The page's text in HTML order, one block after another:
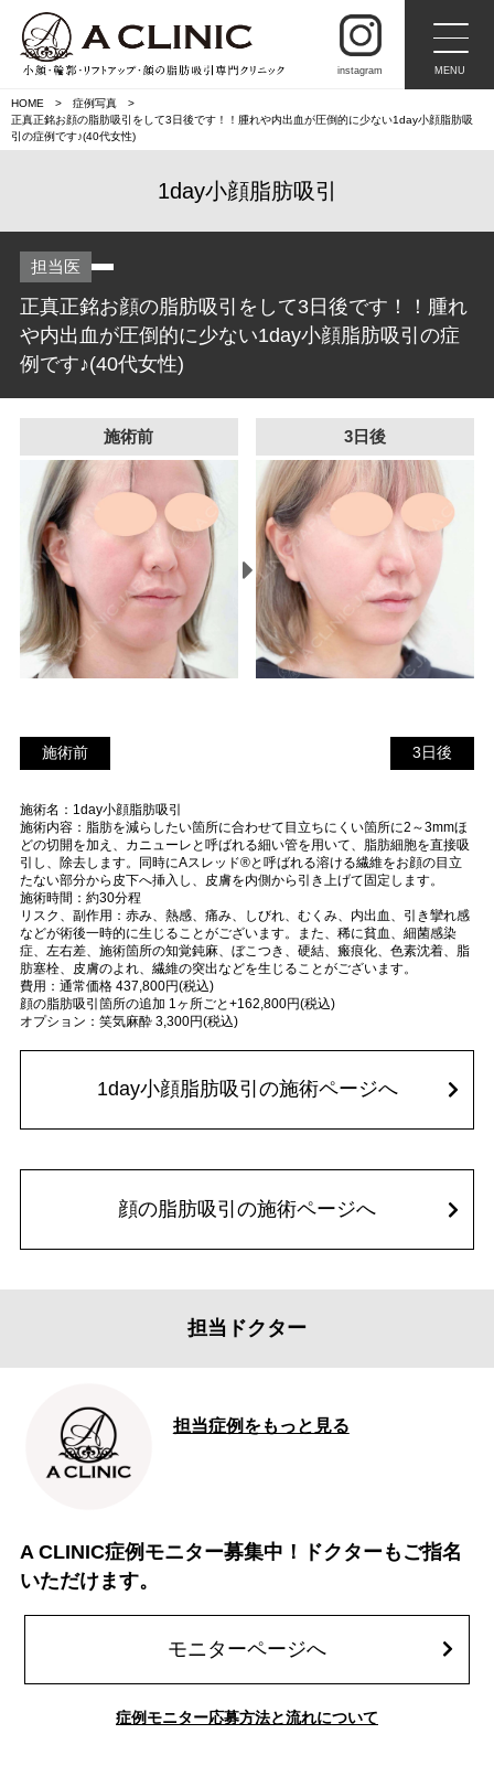
instagram MENU
HOME
症例写真
正真正銘お顔の脂肪吸引をして3日後です！！腫れや内出血が圧倒的に少ない1day小顔脂肪吸
引の症例です♪(40代女性)
1day小顔脂肪吸引
担当医
正真正銘お顔の脂肪吸引をして3日後です！！腫れ
や内出血が圧倒的に少ない1day小顔脂肪吸引の症
例です♪(40代女性)
施術前 3日後
施術前 3日後
施術名：1day小顔脂肪吸引
施術内容：脂肪を減らしたい箇所に合わせて目立ちにくい箇所に2～3mmほ
どの切開を加え、カニューレと呼ばれる細い管を用いて、脂肪細胞を直接吸
引し、除去します。同時にAスレッド®と呼ばれる溶ける繊維をお顔の目立
たない部分から皮下へ挿入し、皮膚を内側から引き上げて固定します。
施術時間：約30分程
リスク、副作用：赤み、熱感、痛み、しびれ、むくみ、内出血、引き攣れ感
などが術後一時的に生じることがございます。また、稀に貧血、細菌感染
症、左右差、施術箇所の知覚鈍麻、ぼこつき、硬結、瘢痕化、色素沈着、脂
肪塞栓、皮膚のよれ、繊維の突出などを生じることがございます。
費用：通常価格 437,800円(税込)
顔の脂肪吸引箇所の追加 1ヶ所ごと+162,800円(税込)
オプション：笑気麻酔 3,300円(税込)
1day小顔脂肪吸引の施術ページへ
顔の脂肪吸引の施術ページへ
担当ドクター
担当症例をもっと見る
A CLINIC症例モニター募集中！ドクターもご指名
いただけます。
モニターページへ
症例モニター応募方法と流れについて